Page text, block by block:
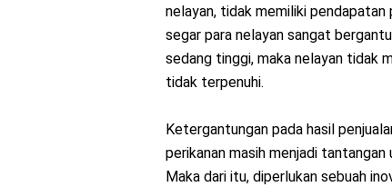
nelayan, tidak memiliki pendapatan
segar para nelayan sangat
sedang tinggi, maka nelayan tidak
tidak terpenuhi.
Ketergantungan pada hasil
perikanan masih menjadi
Maka dari itu, diperlukan sebuah